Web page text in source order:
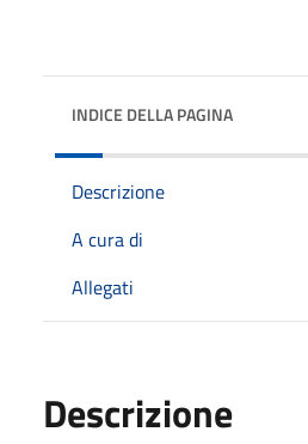
INDICE DELLA PAGINA
Descrizione
A cura di
Allegati
Descrizione